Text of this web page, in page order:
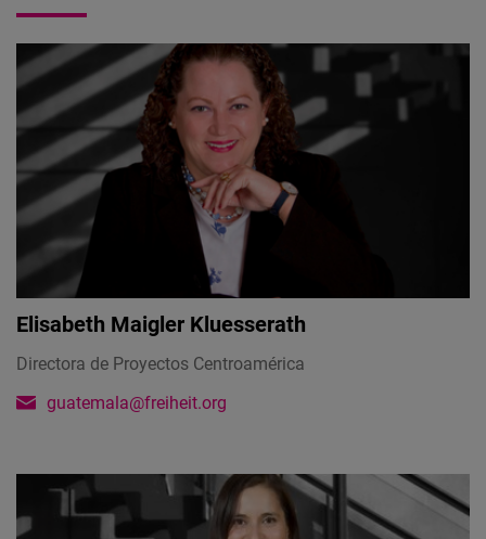
Elisabeth Maigler Kluesserath
Directora de Proyectos Centroamérica
guatemala@freiheit.org